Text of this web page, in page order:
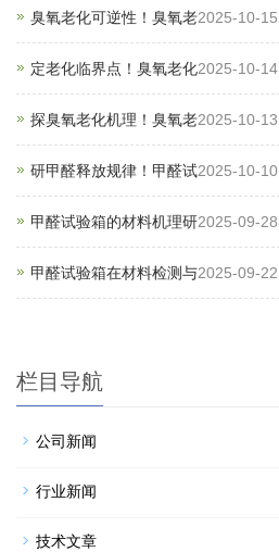
臭氧老化可逆性！臭氧老2025-10-15
定老化临界点！臭氧老化2025-10-14
探臭氧老化机理！臭氧老2025-10-13
研甲醛释放规律！甲醛试2025-10-10
甲醛试验箱的材料机理研2025-09-28
甲醛试验箱在材料检测与2025-09-22
栏目导航
公司新闻
行业新闻
技术文章